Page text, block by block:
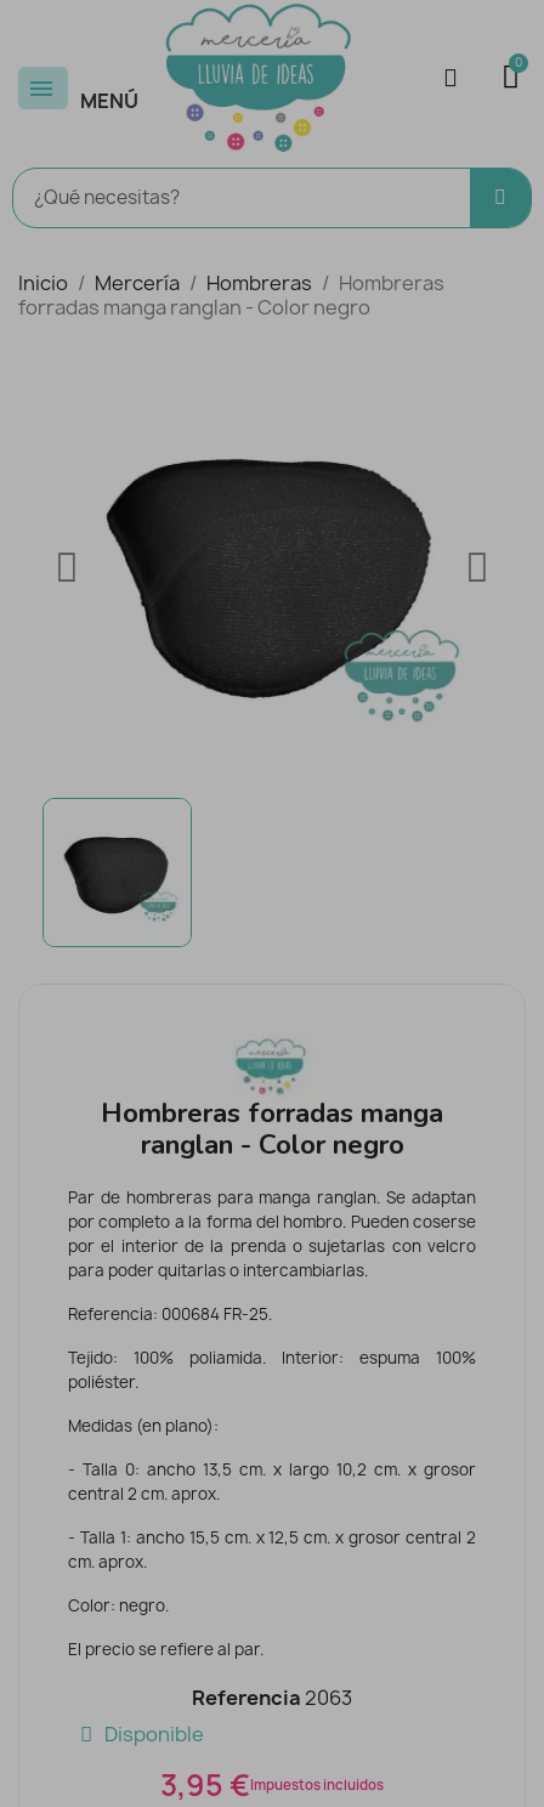
MENÚ
Inicio Mercería Hombreras
Hombreras
forradas manga ranglan - Color negro
Hombreras forradas manga
ranglan - Color negro
Par de hombreras para manga ranglan. Se adaptan
por completo a la forma del hombro. Pueden coserse
por el interior de la prenda o sujetarlas con velcro
para poder quitarlas o intercambiarlas.
Referencia: 000684 FR-25.
Tejido: 100% poliamida. Interior: espuma 100%
poliéster.
Medidas (en plano):
- Talla 0: ancho 13,5 cm. x largo 10,2 cm. x grosor
central 2 cm. aprox.
- Talla 1: ancho 15,5 cm. x 12,5 cm. x grosor central 2
cm. aprox.
Color: negro.
El precio se refiere al par.
Referencia 2063
Disponible
3,95 €Impuestos incluidos